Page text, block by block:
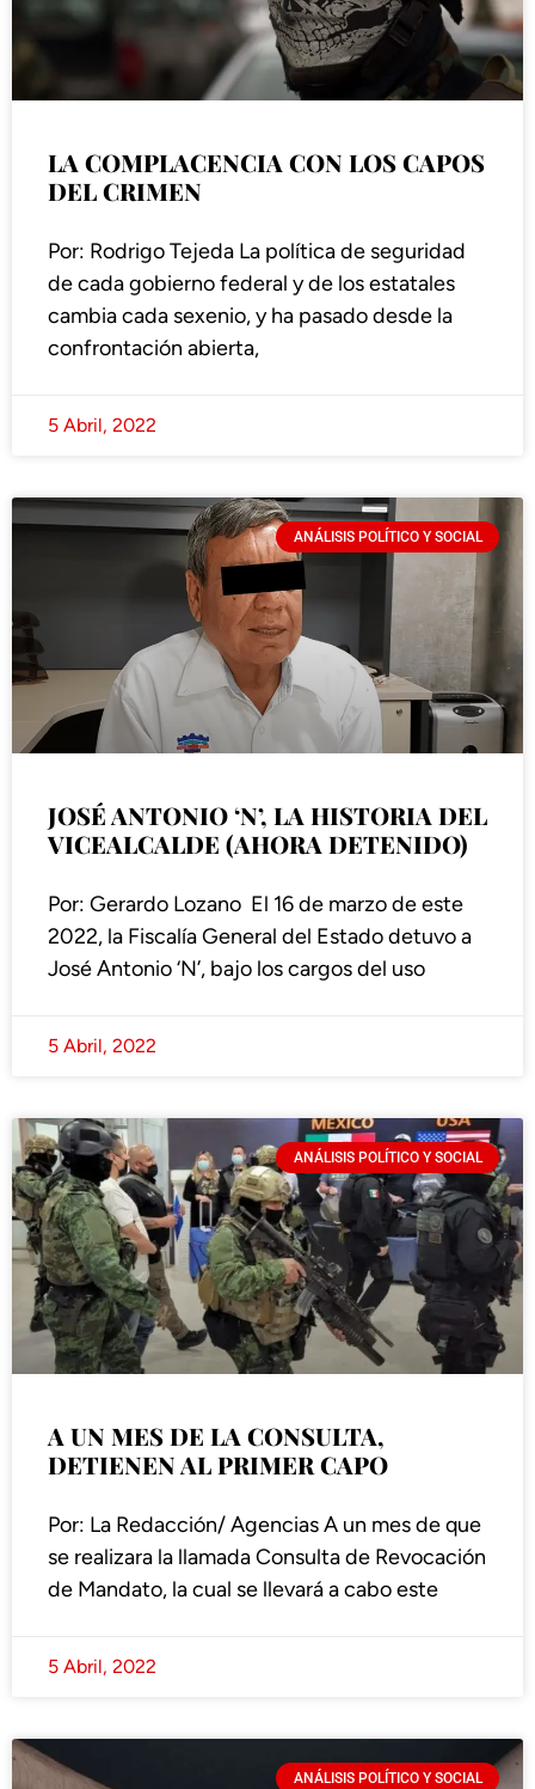
LA COMPLACENCIA CON LOS CAPOS
DEL CRIMEN
Por: Rodrigo Tejeda La política de seguridad
de cada gobierno federal y de los estatales
cambia cada sexenio, y ha pasado desde la
confrontación abierta,
5 Abril, 2022
ANÁLISIS POLÍTICO Y SOCIAL
JOSÉ ANTONIO ‘N’, LA HISTORIA DEL
VICEALCALDE (AHORA DETENIDO)
Por: Gerardo Lozano El 16 de marzo de este
2022, la Fiscalía General del Estado detuvo a
José Antonio ‘N’, bajo los cargos del uso
5 Abril, 2022
ANÁLISIS POLÍTICO Y SOCIAL
A UN MES DE LA CONSULTA,
DETIENEN AL PRIMER CAPO
Por: La Redacción/ Agencias A un mes de que
se realizara la llamada Consulta de Revocación
de Mandato, la cual se llevará a cabo este
5 Abril, 2022
ANÁLISIS POLÍTICO Y SOCIAL